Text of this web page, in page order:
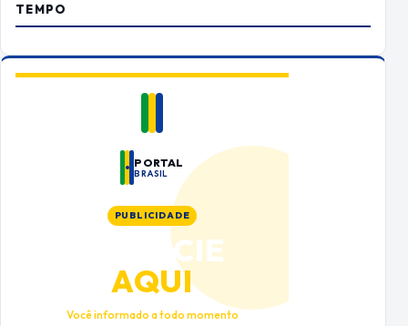
TEMPO
PORTAL
BRASIL
PUBLICIDADE
ANUNCIE
AQUI
Você informado a todo momento